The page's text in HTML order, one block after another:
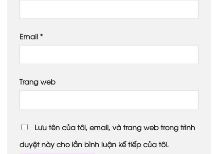
Email *
Trang web
Lưu tên của tôi, email, và trang web trong trình
duyệt này cho lần bình luận kế tiếp của tôi.